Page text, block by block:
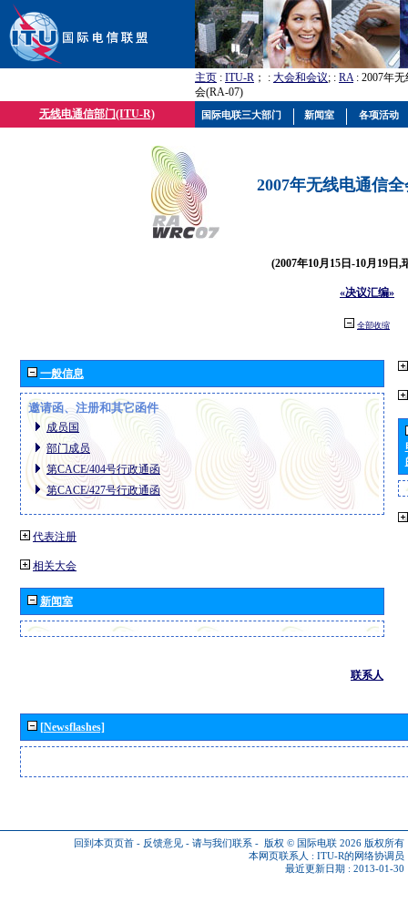
主页 : ITU-R ； : 大会和会议; : RA: 2007年
会(RA-07)
无线电通信部门(ITU-R)
2007年无线电通信
(2007年10月15日-10月19日,
«决议汇编»
全部收缩
一般信息
邀请函、注册和其它函件
成员国
部门成员
第CACE/404号行政通函
第CACE/427号行政通函
代表注册
相关大会
新闻室
联系人
[Newsflashes]
回到本页页首 - 反馈意见 - 请与我们联系 - 版权 © 国际电联 2026 版权所有
本网页联系人 : ITU-R的网络协调员
最近更新日期 : 2013-01-30
国际电联三大部门 新闻室 各项活动